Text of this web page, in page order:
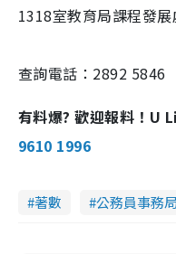
1318室教育局課程發展
查詢電話：2892 5846
有料爆? 歡迎報料！
9610 1996
著數 公務員事務局